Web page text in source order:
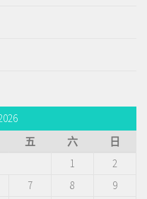
五 六
日
1
2
7 8
9